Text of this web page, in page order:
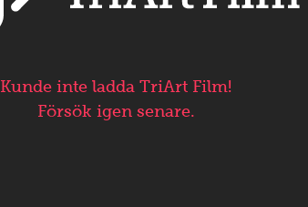
Kunde inte ladda TriArt Film!
Försök igen senare.